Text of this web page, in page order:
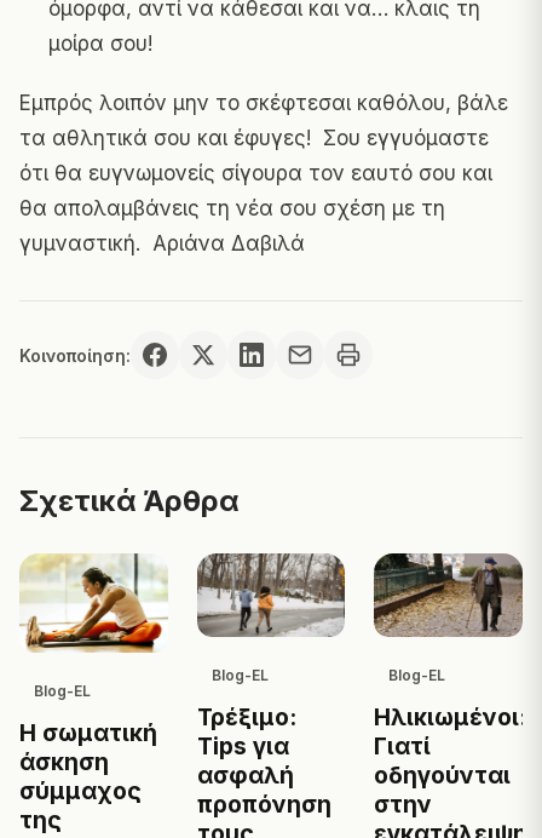
όμορφα, αντί να κάθεσαι και να… κλαις τη
μοίρα σου!
Εμπρός λοιπόν μην το σκέφτεσαι καθόλου, βάλε
τα αθλητικά σου και έφυγες! Σου εγγυόμαστε
ότι θα ευγνωμονείς σίγουρα τον εαυτό σου και
θα απολαμβάνεις τη νέα σου σχέση με τη
γυμναστική. Αριάνα Δαβιλά
Κοινοποίηση:
Σχετικά Άρθρα
Blog-EL
Η σωματική
άσκηση
σύμμαχος
της
Blog-EL
Τρέξιμο:
Tips για
ασφαλή
προπόνηση
Blog-EL
Ηλικιωμένοι:
Γιατί
οδηγούνται
στην